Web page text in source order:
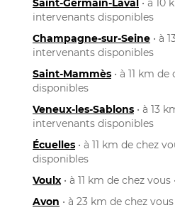
Saint-Germain-Laval • à 10
intervenants disponibles
Champagne-sur-Seine • à
intervenants disponibles
Saint-Mammès • à 11 km
disponibles
Veneux-les-Sablons • à 13
intervenants disponibles
Écuelles • à 11 km de chez
disponibles
Voulx • à 11 km de chez
Avon • à 23 km de chez